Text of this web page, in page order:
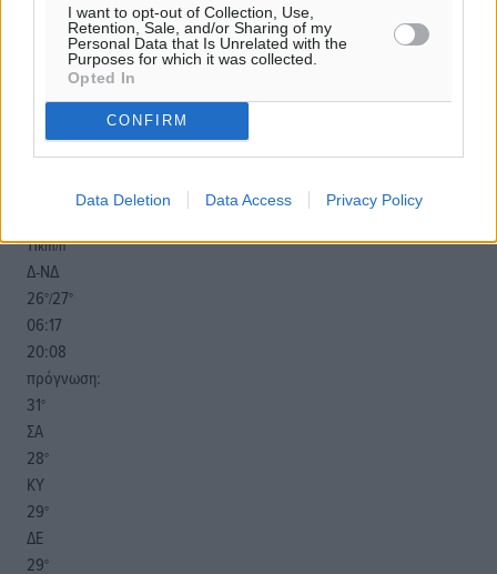
I want to opt-out of Collection, Use,
Retention, Sale, and/or Sharing of my
Personal Data that Is Unrelated with the
Purposes for which it was collected.
Opted In
CONFIRM
Data Deletion Data Access Privacy Policy
o καιρός τώρα:
26°
αίθριος καιρός
11km/h
Δ-ΝΔ
26°/27°
06:17
20:08
πρόγνωση:
31°
ΣΑ
28°
ΚΥ
29°
ΔΕ
29°